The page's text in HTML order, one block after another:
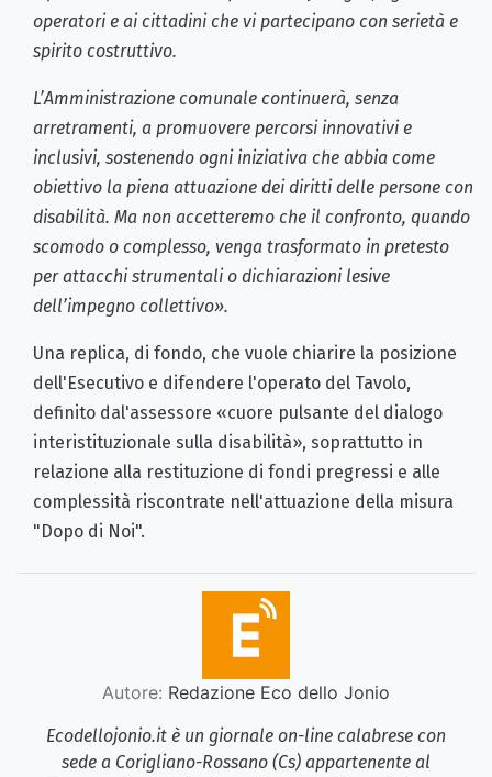
operatori e ai cittadini che vi partecipano con serietà e
spirito costruttivo.
L’Amministrazione comunale continuerà, senza
arretramenti, a promuovere percorsi innovativi e
inclusivi, sostenendo ogni iniziativa che abbia come
obiettivo la piena attuazione dei diritti delle persone con
disabilità. Ma non accetteremo che il confronto, quando
scomodo o complesso, venga trasformato in pretesto
per attacchi strumentali o dichiarazioni lesive
dell’impegno collettivo».
Una replica, di fondo, che vuole chiarire la posizione
dell'Esecutivo e difendere l'operato del Tavolo,
definito dal'assessore «cuore pulsante del dialogo
interistituzionale sulla disabilità», soprattutto in
relazione alla restituzione di fondi pregressi e alle
complessità riscontrate nell'attuazione della misura
"Dopo di Noi".
Autore: Redazione Eco dello Jonio
Ecodellojonio.it è un giornale on-line calabrese con
sede a Corigliano-Rossano (Cs) appartenente al